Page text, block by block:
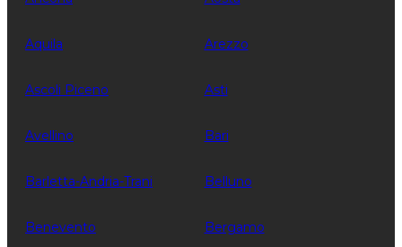
Aquila Arezzo
Ascoli Piceno Asti
Avellino Bari
Barletta-Andria-Trani Belluno
Benevento Bergamo